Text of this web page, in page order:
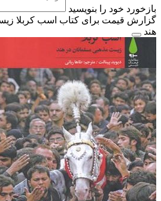
بازخورد خود را بنویسید
گزارش قیمت برای کتاب اسب کربلا
هند